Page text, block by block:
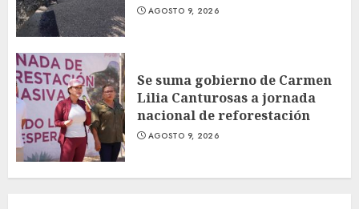
AGOSTO 9, 2026
Se suma gobierno de Carmen
Lilia Canturosas a jornada
nacional de reforestación
AGOSTO 9, 2026